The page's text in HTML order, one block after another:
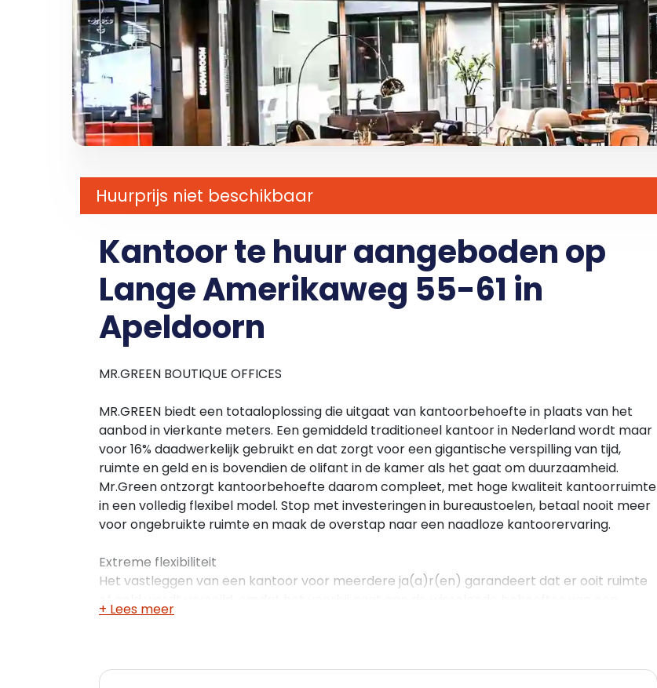
Huurprijs niet beschikbaar
Kantoor te huur aangeboden op
Lange Amerikaweg 55-61 in
Apeldoorn
MR.GREEN BOUTIQUE OFFICES
MR.GREEN biedt een totaaloplossing die uitgaat van kantoorbehoefte in plaats van het
aanbod in vierkante meters. Een gemiddeld traditioneel kantoor in Nederland wordt maar
voor 16% daadwerkelijk gebruikt en dat zorgt voor een gigantische verspilling van tijd,
ruimte en geld en is bovendien de olifant in de kamer als het gaat om duurzaamheid.
Mr.Green ontzorgt kantoorbehoefte daarom compleet, met hoge kwaliteit kantoorruimte
in een volledig flexibel model. Stop met investeringen in bureaustoelen, betaal nooit meer
voor ongebruikte ruimte en maak de overstap naar een naadloze kantoorervaring.
Extreme flexibiliteit
Het vastleggen van een kantoor voor meerdere ja(a)r(en) garandeert dat er ooit ruimte
bedrijf. Mr.Green is maandelijks schaalbaar op basis van jouw behoefte. Gebruik je geen
locaties verspreid door Nederland. Daarmee ben je altijd dicht bij je klant of leverancier,
+ Lees meer